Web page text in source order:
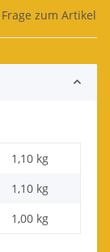
Frage zum Artikel
1,10 kg
1,10 kg
1,00 kg